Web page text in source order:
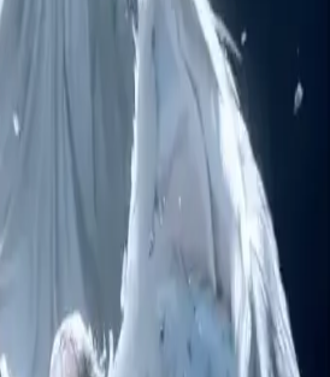
deepseekv4pro.com
Todos los derechos reservados.